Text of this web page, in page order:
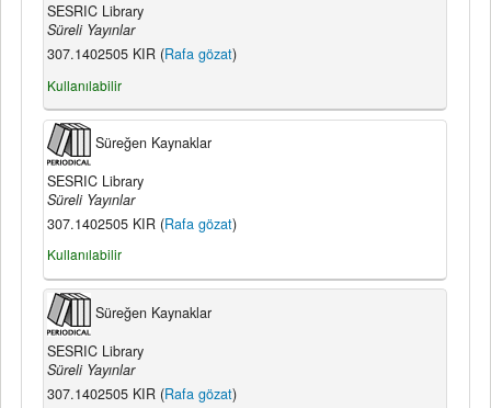
SESRIC Library
Süreli Yayınlar
307.1402505 KIR (Rafa gözat)
Kullanılabilir
Süreğen Kaynaklar
SESRIC Library
Süreli Yayınlar
307.1402505 KIR (Rafa gözat)
Kullanılabilir
Süreğen Kaynaklar
SESRIC Library
Süreli Yayınlar
307.1402505 KIR (Rafa gözat)